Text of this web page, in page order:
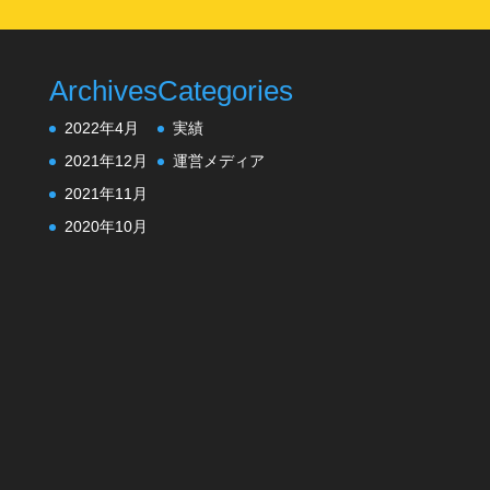
Archives
2022年4月
2021年12月
2021年11月
2020年10月
Categories
実績
運営メディア